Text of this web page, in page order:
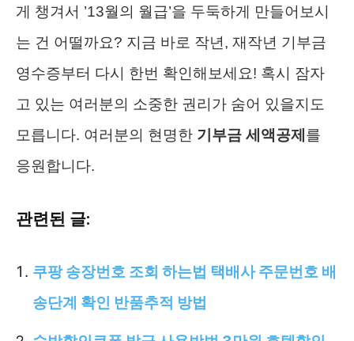
게 챙겨서 ’13월의 월급’을 두둑하게 만들어보시
는 건 어떨까요? 지금 바로 작년, 재작년 기부금
영수증부터 다시 한번 확인해보세요! 혹시 잠자
고 있는 여러분의 소중한 권리가 숨어 있을지도
모릅니다. 여러분의 현명한 기부금 세액공제 를
응원합니다.
관련된 글:
쿠팡 송장번호 조회 하는법 택배사 주문번호 배
송단계 확인 반품추적 방법